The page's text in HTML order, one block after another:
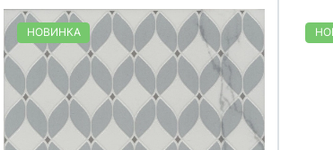
НОВИНКА